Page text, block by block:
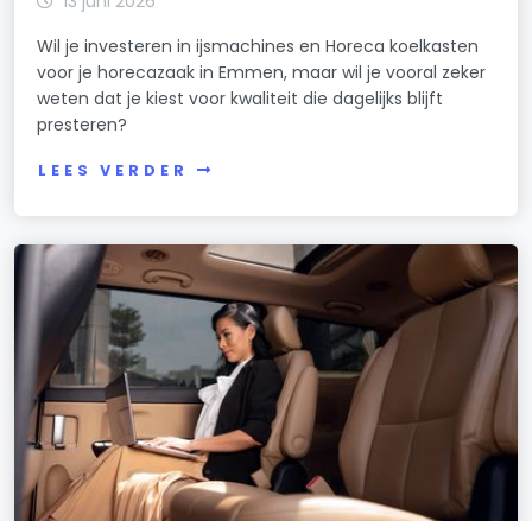
Wil je investeren in ijsmachines en Horeca koelkasten
voor je horecazaak in Emmen, maar wil je vooral zeker
weten dat je kiest voor kwaliteit die dagelijks blijft
presteren?
LEES VERDER